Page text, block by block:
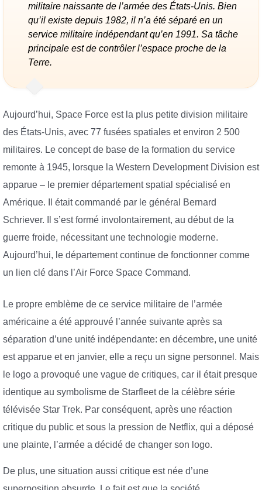
militaire naissante de l’armée des États-Unis. Bien
qu’il existe depuis 1982, il n’a été séparé en un
service militaire indépendant qu’en 1991. Sa tâche
principale est de contrôler l’espace proche de la
Terre.
Aujourd’hui, Space Force est la plus petite division militaire
des États-Unis, avec 77 fusées spatiales et environ 2 500
militaires. Le concept de base de la formation du service
remonte à 1945, lorsque la Western Development Division est
apparue – le premier département spatial spécialisé en
Amérique. Il était commandé par le général Bernard
Schriever. Il s’est formé involontairement, au début de la
guerre froide, nécessitant une technologie moderne.
Aujourd’hui, le département continue de fonctionner comme
un lien clé dans l’Air Force Space Command.
Le propre emblème de ce service militaire de l’armée
américaine a été approuvé l’année suivante après sa
séparation d’une unité indépendante: en décembre, une unité
est apparue et en janvier, elle a reçu un signe personnel. Mais
le logo a provoqué une vague de critiques, car il était presque
identique au symbolisme de Starfleet de la célèbre série
télévisée Star Trek. Par conséquent, après une réaction
critique du public et sous la pression de Netflix, qui a déposé
une plainte, l’armée a décidé de changer son logo.
De plus, une situation aussi critique est née d’une